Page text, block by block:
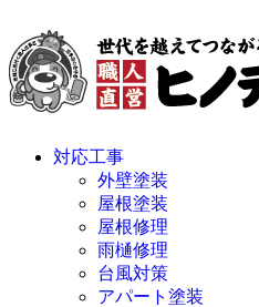
対応工事
外壁塗装
屋根塗装
屋根修理
雨樋修理
台風対策
アパート塗装